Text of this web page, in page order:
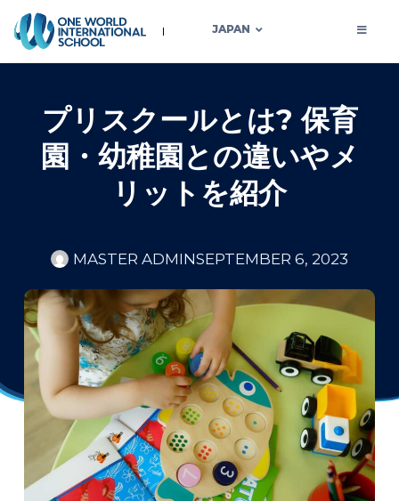
JAPAN
プリスクールとは? 保育
園・幼稚園との違いやメ
リットを紹介
MASTER ADMINSEPTEMBER 6, 2023